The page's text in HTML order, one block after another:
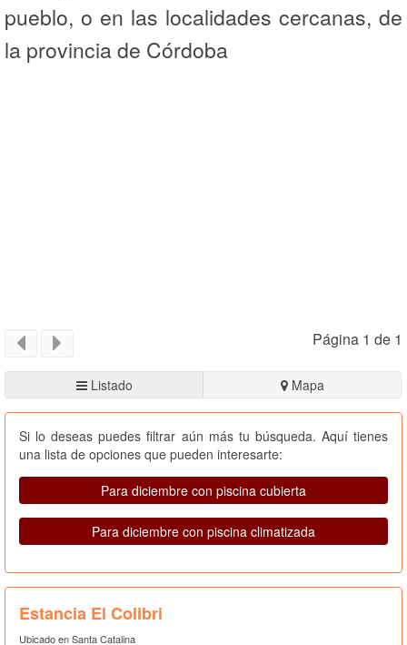
pueblo, o en las localidades cercanas, de
la provincia de Córdoba
Página 1 de 1
Listado Mapa
Si lo deseas puedes filtrar aún más tu búsqueda. Aquí tienes
una lista de opciones que pueden interesarte:
Para diciembre con piscina cubierta
Para diciembre con piscina climatizada
Estancia El Colibri
Ubicado en Santa Catalina